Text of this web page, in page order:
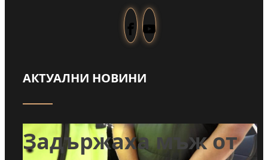
АКТУАЛНИ НОВИНИ
Задържаха мъж от